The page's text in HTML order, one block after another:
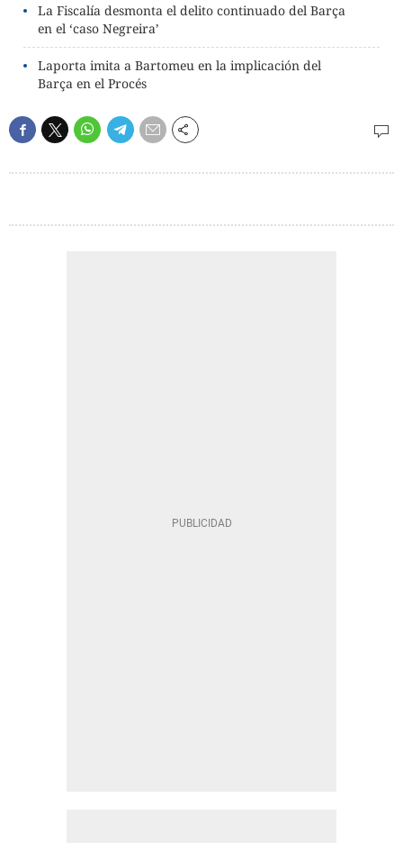
La Fiscalía desmonta el delito continuado del Barça
en el ‘caso Negreira’
Laporta imita a Bartomeu en la implicación del
Barça en el Procés